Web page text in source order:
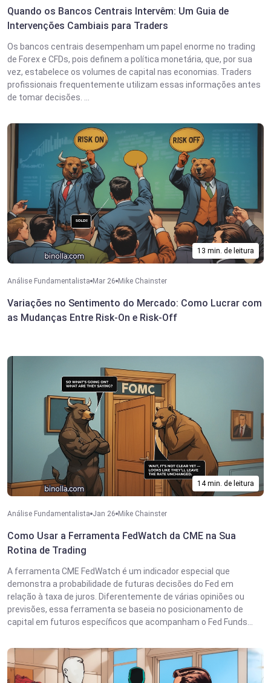
Quando os Bancos Centrais Intervêm: Um Guia de
Intervenções Cambiais para Traders
Os bancos centrais desempenham um papel enorme no trading
de Forex e CFDs, pois definem a política monetária, que, por sua
vez, estabelece os volumes de capital nas economias. Traders
profissionais frequentemente utilizam essas informações antes
de tomar decisões. ...
13 min. de leitura
Análise Fundamentalista Mar 26 Mike Chainster
Variações no Sentimento do Mercado: Como Lucrar com
as Mudanças Entre Risk-On e Risk-Off
14 min. de leitura
Análise Fundamentalista Jan 26 Mike Chainster
Como Usar a Ferramenta FedWatch da CME na Sua
Rotina de Trading
A ferramenta CME FedWatch é um indicador especial que
demonstra a probabilidade de futuras decisões do Fed em
relação à taxa de juros. Diferentemente de várias opiniões ou
previsões, essa ferramenta se baseia no posicionamento de
capital em futuros específicos que acompanham o Fed Funds...